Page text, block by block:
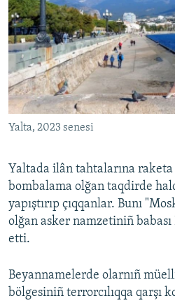
BLOGLAR
FİKİR
Русский
Українською
QOŞULIÑIZ!
RFE/RS bütün saytları
Yalta, 2023 senesi
Yaltada ilân tahtalarına
bombalama olğan taqdirde
yapıştırıp çıqqanlar. Bunı
olğan asker namzetiniñ
etti.
Beyannamelerde olarnıñ
bölgesiniñ terrorcılıqqa qarşı